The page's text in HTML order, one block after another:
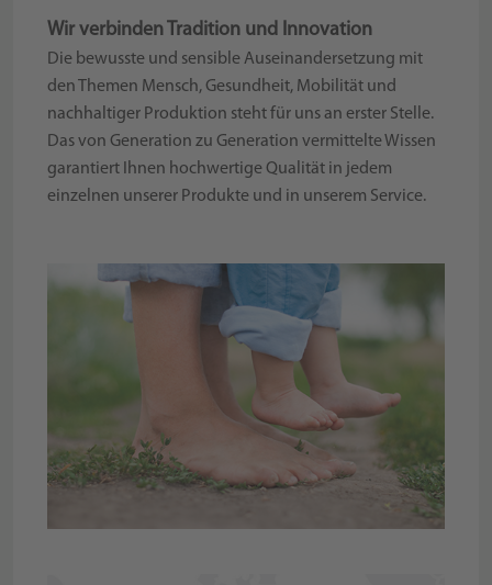
Wir verbinden Tradition und Innovation
Die bewusste und sensible Auseinandersetzung mit
den Themen Mensch, Gesundheit, Mobilität und
nachhaltiger Produktion steht für uns an erster Stelle.
Das von Generation zu Generation vermittelte Wissen
garantiert Ihnen hochwertige Qualität in jedem
einzelnen unserer Produkte und in unserem Service.